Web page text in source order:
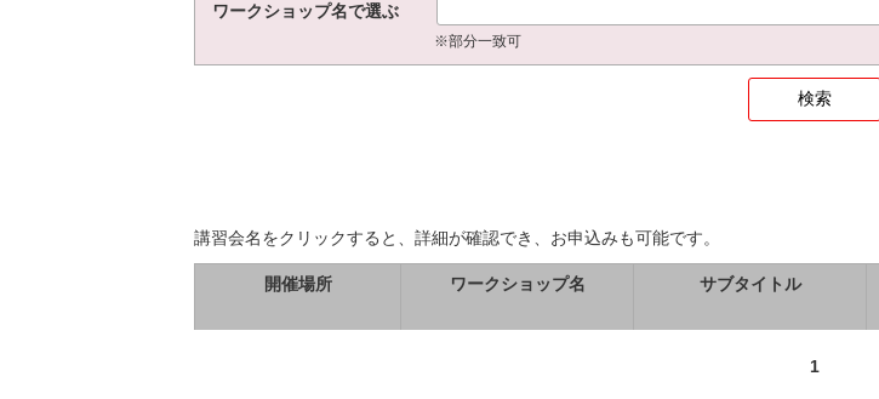
ワークショップ名で選ぶ
※部分一致可
講習会名をクリックすると、詳細が確認でき、お申込みも可能です。
開催場所 ワークショップ名 サブタイトル
1